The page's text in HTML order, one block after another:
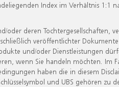
Index im Verhältnis 1:1
deren Tochtergesellschaften,
veröffentlichter
und/oder Dienstleistungen
wenn Sie handeln möchten. Im
haben die in diesem
und UBS gehören zu